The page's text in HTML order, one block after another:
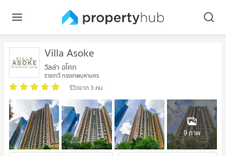
Villa Asoke
วิลล่า อโศก
ราชเทวี กรุงเทพมหานคร
รีวิวจาก 3 คน
9 ภาพ